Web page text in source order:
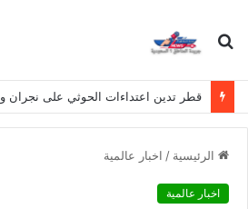
بحث
الرئيسية / اخبار عالمية
اخبار عالمية